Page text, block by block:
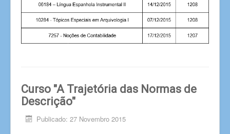
Curso "A Trajetória das Normas de
Descrição"
Publicado: 27 Novembro 2015